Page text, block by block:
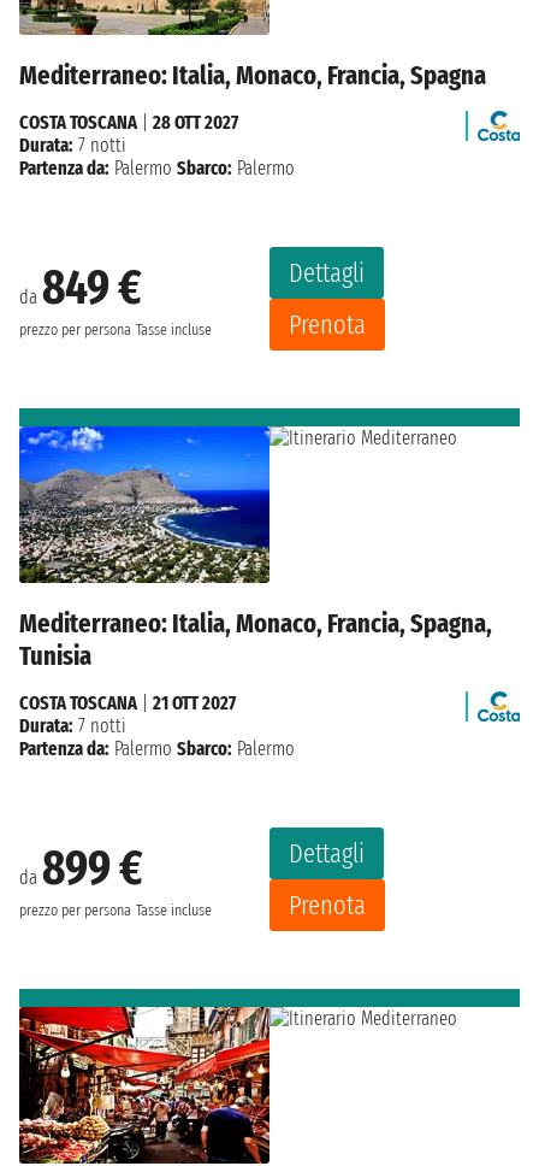
Mediterraneo: Italia, Monaco, Francia, Spagna
da 849 €
prezzo per persona Tasse incluse
Dettagli
Prenota
COSTA TOSCANA| 28 OTT 2027
Durata: 7 notti
Partenza da: Palermo Sbarco: Palermo
Mediterraneo: Italia, Monaco, Francia, Spagna,
Tunisia
da 899 €
prezzo per persona Tasse incluse
Dettagli
Prenota
COSTA TOSCANA| 21 OTT 2027
Durata: 7 notti
Partenza da: Palermo Sbarco: Palermo